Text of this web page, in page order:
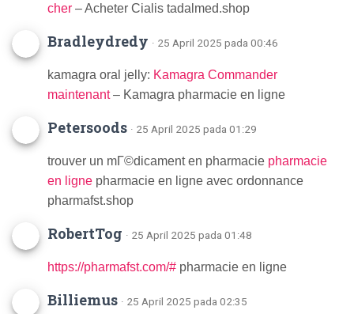
cher – Acheter Cialis tadalmed.shop
Bradleydredy · 25 April 2025 pada 00:46
kamagra oral jelly: Kamagra Commander
maintenant– Kamagra pharmacie en ligne
Petersoods · 25 April 2025 pada 01:29
trouver un mГ©dicament en pharmacie pharmacie
en ligne pharmacie en ligne avec ordonnance
pharmafst.shop
RobertTog · 25 April 2025 pada 01:48
https://pharmafst.com/# pharmacie en ligne
Billiemus · 25 April 2025 pada 02:35